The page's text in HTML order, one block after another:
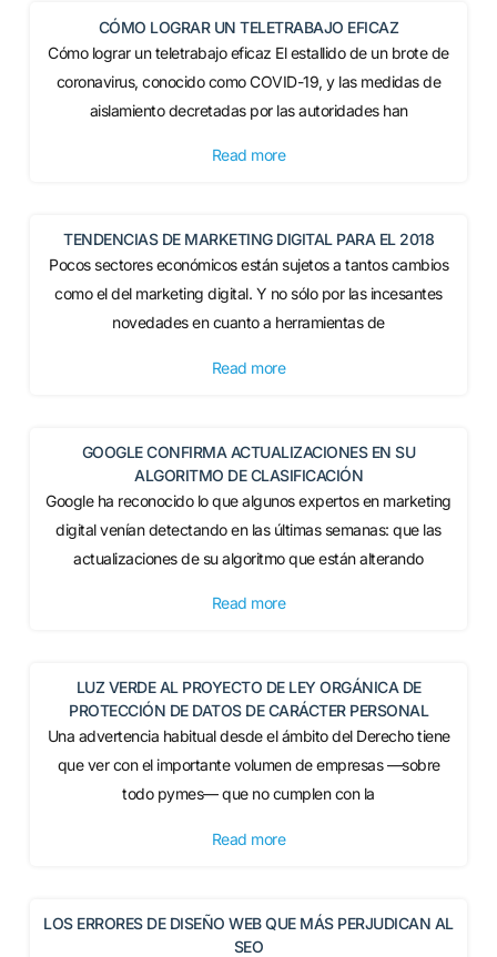
CÓMO LOGRAR UN TELETRABAJO EFICAZ
Cómo lograr un teletrabajo eficaz El estallido de un brote de
coronavirus, conocido como COVID-19, y las medidas de
aislamiento decretadas por las autoridades han
Read more
TENDENCIAS DE MARKETING DIGITAL PARA EL 2018
Pocos sectores económicos están sujetos a tantos cambios
como el del marketing digital. Y no sólo por las incesantes
novedades en cuanto a herramientas de
Read more
GOOGLE CONFIRMA ACTUALIZACIONES EN SU
ALGORITMO DE CLASIFICACIÓN
Google ha reconocido lo que algunos expertos en marketing
digital venían detectando en las últimas semanas: que las
actualizaciones de su algoritmo que están alterando
Read more
LUZ VERDE AL PROYECTO DE LEY ORGÁNICA DE
PROTECCIÓN DE DATOS DE CARÁCTER PERSONAL
Una advertencia habitual desde el ámbito del Derecho tiene
que ver con el importante volumen de empresas —sobre
todo pymes— que no cumplen con la
Read more
LOS ERRORES DE DISEÑO WEB QUE MÁS PERJUDICAN AL
SEO